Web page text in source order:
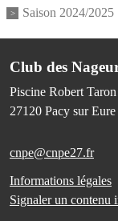
Saison 2024/2025
Club des
Piscine Robert Taron
27120 Pacy sur Eure
cnpe@cnpe27.fr
Informations légales
Signaler un contenu